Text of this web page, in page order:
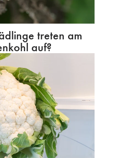
treten am
auf?